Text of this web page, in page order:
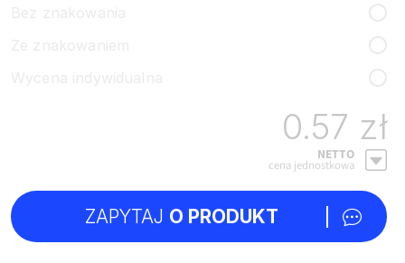
0.57 zł
NETTO
cena jednostkowa
ZAPYTAJ O PRODUKT